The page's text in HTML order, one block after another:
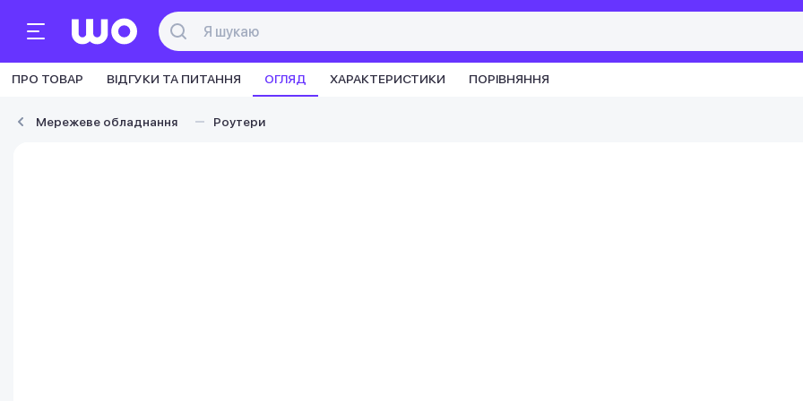
ПРО ТОВАР ВІДГУКИ ТА ПИТАННЯ ОГЛЯД ХАРАКТЕРИСТИКИ ПОРІВНЯННЯ
Мережеве обладнання Роутери